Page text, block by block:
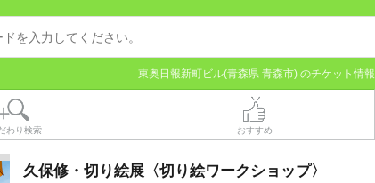
東奥日報新町ビル(青森県 青森市) のチケット情報
わり検索 おすすめ
久保修・切り絵展〈切り絵ワークショップ〉